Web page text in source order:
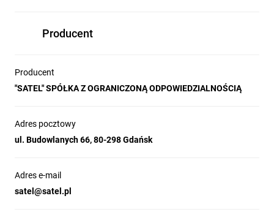
Producent
Producent
"SATEL" SPÓŁKA Z OGRANICZONĄ ODPOWIEDZIALNOŚCIĄ
Adres pocztowy
ul. Budowlanych 66, 80-298 Gdańsk
Adres e-mail
satel@satel.pl